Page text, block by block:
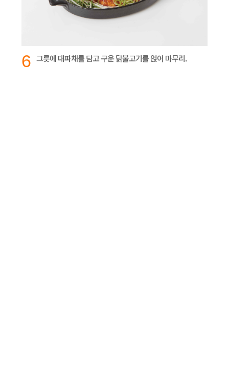
6 그릇에 대파채를 담고 구운 닭불고기를 얹어 마무리.